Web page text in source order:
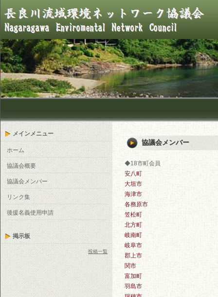
メインメニュー
ホーム
協議会概要
協議会メンバー
リンク集
後援名義使用申請
掲示板
投稿一覧
協議会メンバー
◆18市町会員
安八町
大垣市
海津市
各務原市
笠松町
北方町
岐南町
岐阜市
郡上市
関市
富加町
羽島市